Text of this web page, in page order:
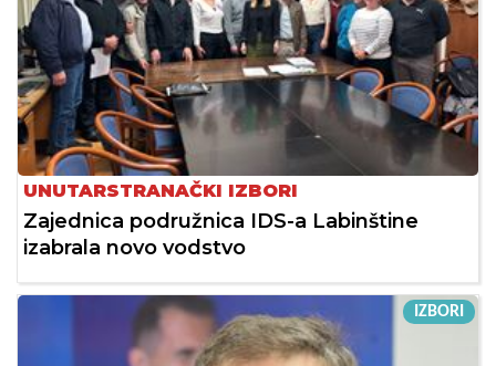
UNUTARSTRANAČKI IZBORI
Zajednica podružnica IDS-a Labinštine
izabrala novo vodstvo
IZBORI